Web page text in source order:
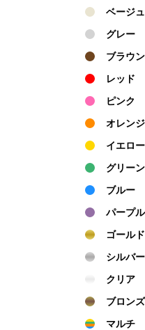
ベージュ
グレー
ブラウン
レッド
ピンク
オレンジ
イエロー
グリーン
ブルー
パープル
ゴールド
シルバー
クリア
ブロンズ
マルチ